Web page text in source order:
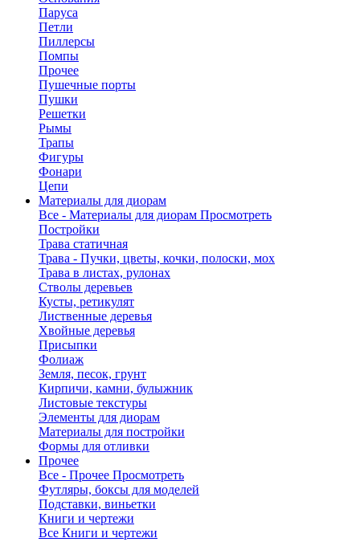
Паруса
Петли
Пиллерсы
Помпы
Прочее
Пушечные порты
Пушки
Решетки
Рымы
Трапы
Фигуры
Фонари
Цепи
Материалы для диорам
Все - Материалы для диорам Просмотреть
Постройки
Трава статичная
Трава - Пучки, цветы, кочки, полоски, мох
Трава в листах, рулонах
Стволы деревьев
Кусты, ретикулят
Лиственные деревья
Хвойные деревья
Присыпки
Фолиаж
Земля, песок, грунт
Кирпичи, камни, булыжник
Листовые текстуры
Элементы для диорам
Материалы для постройки
Формы для отливки
Прочее
Все - Прочее Просмотреть
Футляры, боксы для моделей
Подставки, виньетки
Книги и чертежи
Все Книги и чертежи